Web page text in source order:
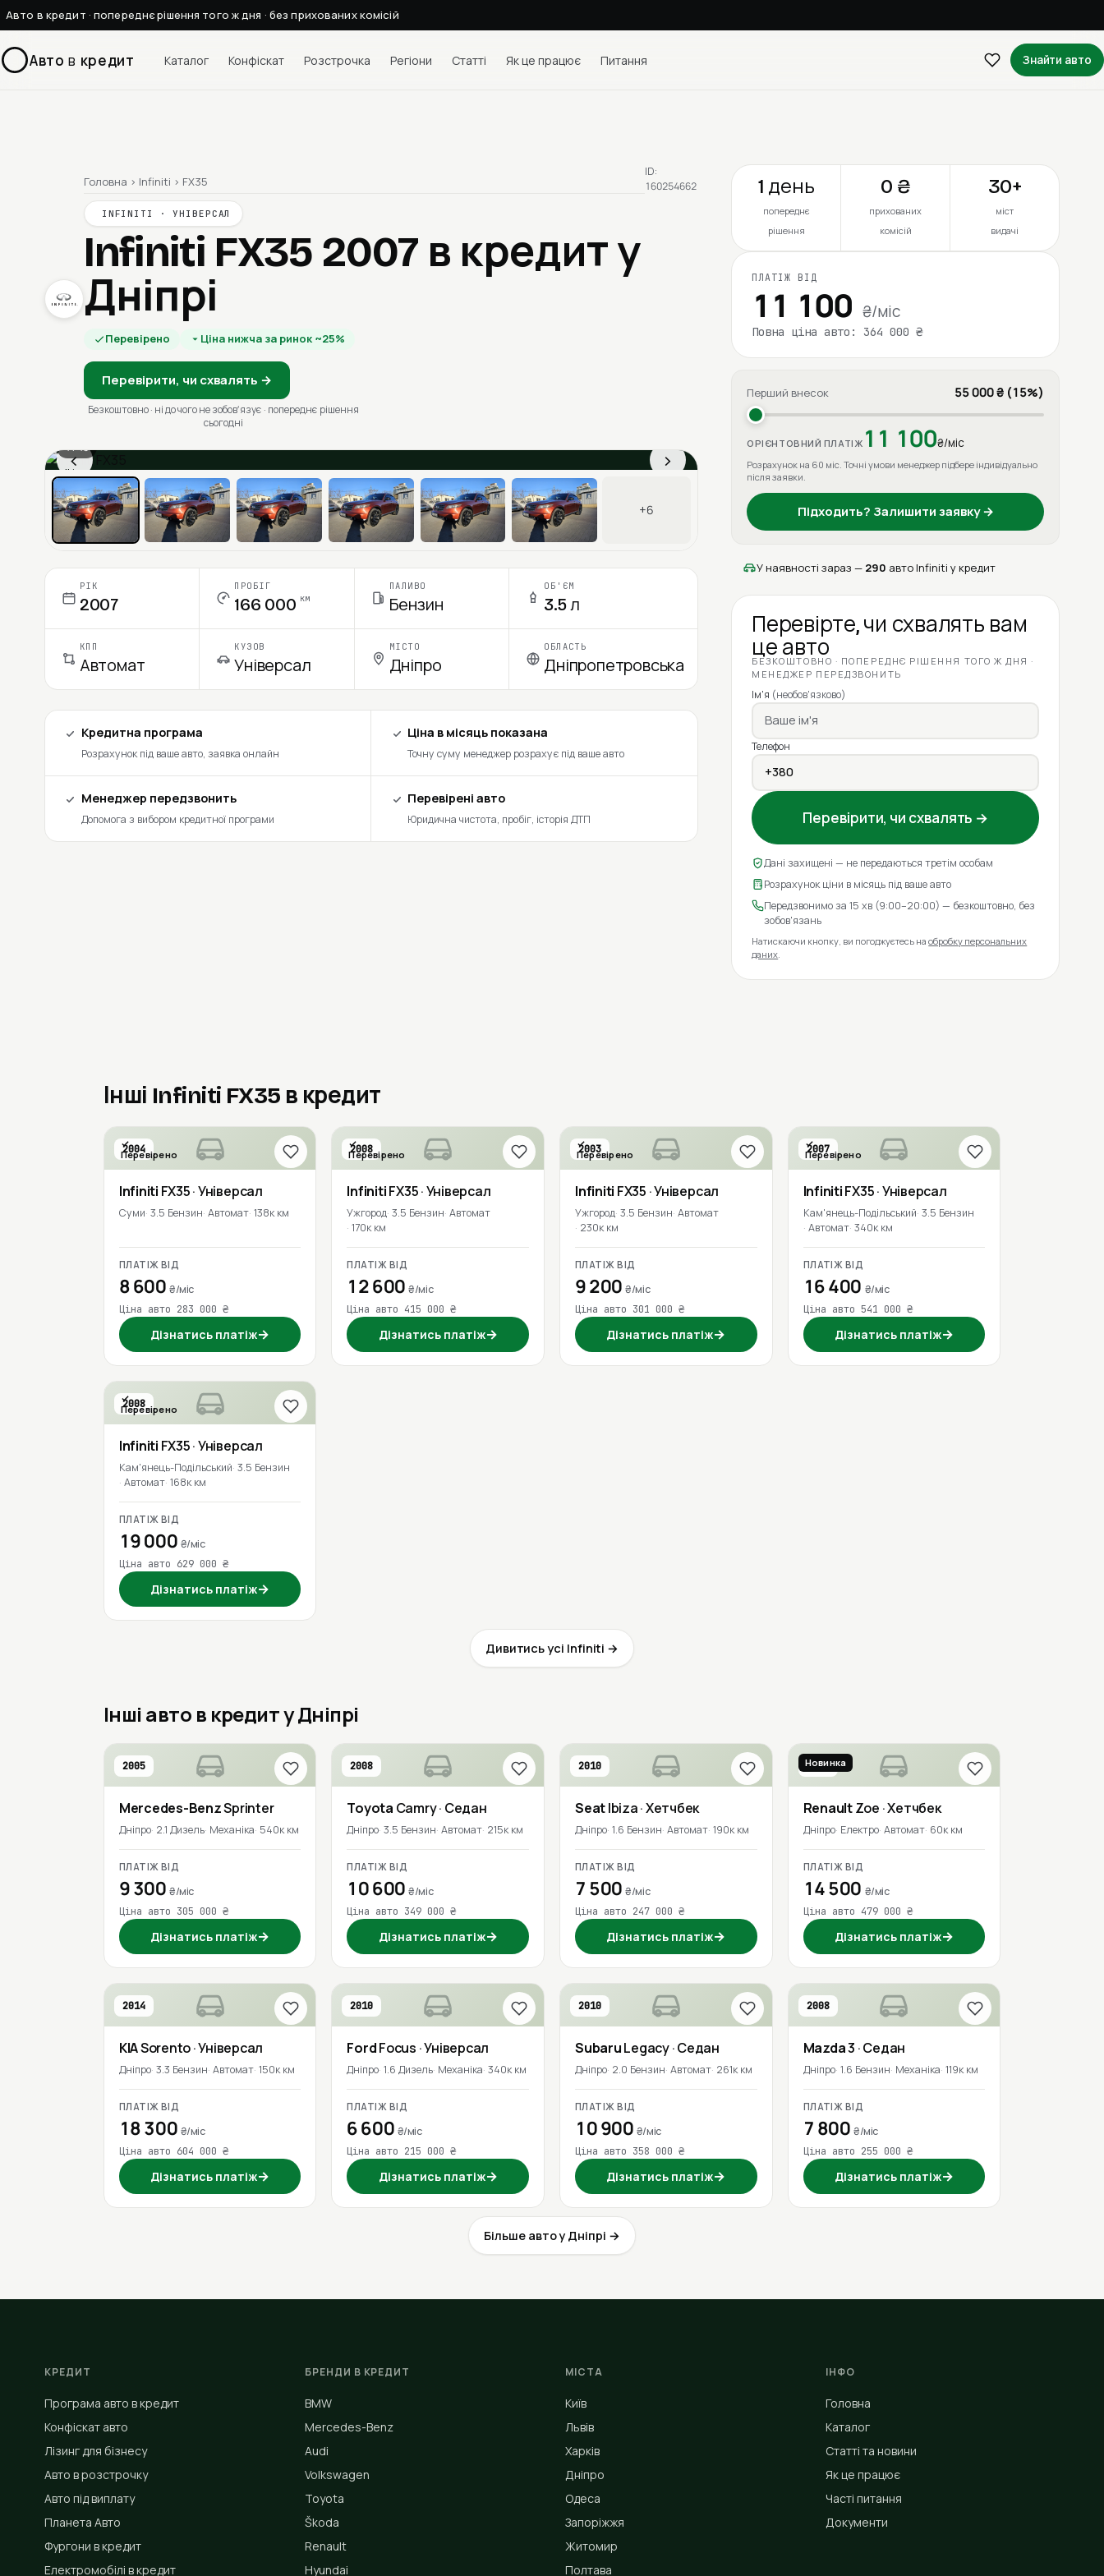
Авто в кредит · попереднє рішення того ж дня · без прихованих комісій
Авто в кредит Каталог Конфіскат Розстрочка Регіони Статті Як це працює Питання Знайти авто
Головна › Infiniti › FX35
INFINITI · УНІВЕРСАЛ
Infiniti FX35 2007 в кредит у
Дніпрі
Перевірено Ціна нижча за ринок ~25%
Перевірити, чи схвалять →
Безкоштовно · ні до чого не зобовʼязує · попереднє рішення
сьогодні
ID:
160254662
‹ ›
1 / 13
Ціна в місяць
+6
РІК
2007
ПРОБІГ
166 000 км
ПАЛИВО
Бензин
ОБ'ЄМ
3.5 л
КПП
Автомат
КУЗОВ
Універсал
МІСТО
Дніпро
ОБЛАСТЬ
Дніпропетровська
Кредитна програма
Розрахунок під ваше авто, заявка онлайн
Ціна в місяць показана
Точну суму менеджер розрахує під ваше авто
Менеджер передзвонить
Допомога з вибором кредитної програми
Перевірені авто
Юридична чистота, пробіг, історія ДТП
1 день
попереднє
рішення
0 ₴
прихованих
комісій
30+
міст
видачі
ПЛАТІЖ ВІД
11 100 ₴/міс
Повна ціна авто: 364 000 ₴
Перший внесок 55 000 ₴ (15%)
ОРІЄНТОВНИЙ ПЛАТІЖ 11 100₴/міс
Розрахунок на 60 міс. Точні умови менеджер підбере індивідуально
після заявки.
Підходить? Залишити заявку →
У наявності зараз — 290 авто Infiniti у кредит
Перевірте, чи схвалять вам
це авто
БЕЗКОШТОВНО · ПОПЕРЕДНЄ РІШЕННЯ ТОГО Ж ДНЯ ·
МЕНЕДЖЕР ПЕРЕДЗВОНИТЬ
Ім'я (необов'язково)
Телефон
Перевірити, чи схвалять →
Дані захищені — не передаються третім особам
Розрахунок ціни в місяць під ваше авто
Передзвонимо за 15 хв (9:00–20:00) — безкоштовно, без
зобов'язань
Натискаючи кнопку, ви погоджуєтесь наобробку персональних
даних
Інші Infiniti FX35 в кредит
2004
Перевірено
Infiniti FX35· Універсал
Суми 3.5 Бензин Автомат 138к км
ПЛАТІЖ ВІД
8 600₴/міс
Ціна авто 283 000 ₴
Дізнатись платіж→
2008
Перевірено
InfinitiFX35· Універсал
Ужгород 3.5 Бензин Автомат
170к км
ПЛАТІЖ ВІД
12 600₴/міс
Ціна авто 415 000 ₴
Дізнатись платіж→
2003
Перевірено
Infiniti FX35 · Універсал
Ужгород 3.5 Бензин Автомат
230к км
ПЛАТІЖ ВІД
9 200₴/міс
Ціна авто 301 000 ₴
Дізнатись платіж→
2007
Перевірено
InfinitiFX35· Універсал
Кам'янець-Подільський 3.5 Бензин
Автомат 340к км
ПЛАТІЖ ВІД
16 400 ₴/міс
Ціна авто 541 000 ₴
Дізнатись платіж→
2008
Перевірено
Infiniti FX35· Універсал
Кам'янець-Подільський 3.5 Бензин
Автомат 168к км
ПЛАТІЖ ВІД
19 000 ₴/міс
Ціна авто 629 000 ₴
Дізнатись платіж→
Дивитись усі Infiniti →
Інші авто в кредит у Дніпрі
2005
Mercedes-BenzSprinter
Дніпро 2.1 Дизель Механіка 540к км
ПЛАТІЖ ВІД
9 300₴/міс
Ціна авто 305 000 ₴
Дізнатись платіж→
2008
Toyota Camry· Седан
Дніпро 3.5 Бензин Автомат 215к км
ПЛАТІЖ ВІД
10 600₴/міс
Ціна авто 349 000 ₴
Дізнатись платіж→
2010
SeatIbiza· Хетчбек
Дніпро 1.6 Бензин Автомат 190к км
ПЛАТІЖ ВІД
7 500₴/міс
Ціна авто 247 000 ₴
Дізнатись платіж→
2018
Новинка
RenaultZoe · Хетчбек
Дніпро Електро Автомат 60к км
ПЛАТІЖ ВІД
14 500 ₴/міс
Ціна авто 479 000 ₴
Дізнатись платіж→
2014
KIASorento· Універсал
Дніпро 3.3 Бензин Автомат 150к км
ПЛАТІЖ ВІД
18 300 ₴/міс
Ціна авто 604 000 ₴
Дізнатись платіж→
2010
FordFocus · Універсал
Дніпро 1.6 Дизель Механіка 340к км
ПЛАТІЖ ВІД
6 600 ₴/міс
Ціна авто 215 000 ₴
Дізнатись платіж→
2010
SubaruLegacy· Седан
Дніпро 2.0 Бензин Автомат 261к км
ПЛАТІЖ ВІД
10 900 ₴/міс
Ціна авто 358 000 ₴
Дізнатись платіж→
2008
Mazda3 · Седан
Дніпро 1.6 Бензин Механіка 119к км
ПЛАТІЖ ВІД
7 800 ₴/міс
Ціна авто 255 000 ₴
Дізнатись платіж→
Більше авто у Дніпрі →
КРЕДИТ
Програма авто в кредит
Конфіскат авто
Лізинг для бізнесу
Авто в розстрочку
Авто під виплату
Планета Авто
Фургони в кредит
Електромобілі в кредит
БРЕНДИ В КРЕДИТ
BMW
Mercedes-Benz
Audi
Volkswagen
Toyota
Škoda
Renault
Hyundai
МІСТА
Київ
Львів
Харків
Дніпро
Одеса
Запоріжжя
Житомир
Полтава
ІНФО
Головна
Каталог
Статті та новини
Як це працює
Часті питання
Документи